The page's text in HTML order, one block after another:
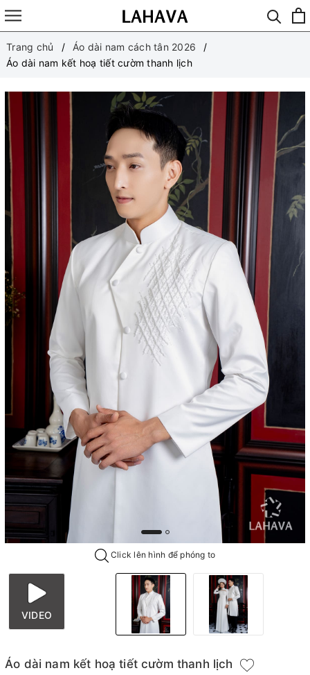
Trang chủ
Áo dài nam cách tân 2026
Áo dài nam kết hoạ tiết cườm thanh lịch
Click lên hình để phóng to
VIDEO
Áo dài nam kết hoạ tiết cườm thanh lịch